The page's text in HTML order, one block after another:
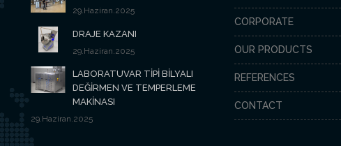
29.Haziran.2025
DRAJE KAZANI
29.Haziran.2025
LABORATUVAR TİPİ BİLYALI
DEĞİRMEN VE TEMPERLEME
MAKİNASI
29.Haziran.2025
CORPORATE
OUR PRODUCTS
REFERENCES
CONTACT